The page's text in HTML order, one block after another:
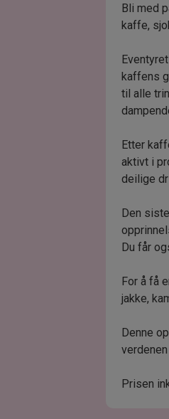
Bli med
kaffe,
kaffens
til alle
Etter
aktivt i
deilige
Den
Du får
For å få
jakke,
Denne
Prisen